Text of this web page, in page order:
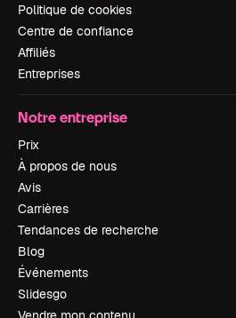
Politique de cookies
Centre de confiance
Affiliés
Entreprises
Notre entreprise
Prix
À propos de nous
Avis
Carrières
Tendances de recherche
Blog
Événements
Slidesgo